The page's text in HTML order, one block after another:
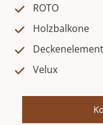
ROTO
Holzbalkone
Velux